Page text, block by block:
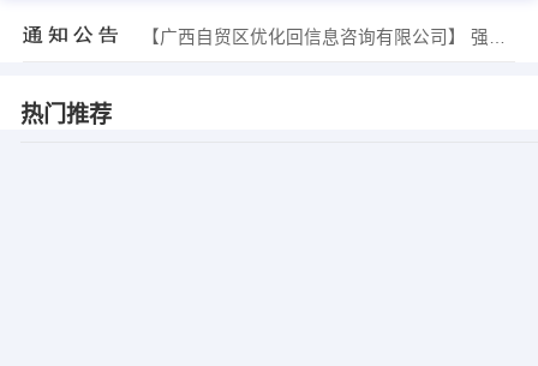
【广西自贸区优化回信息咨询有限公司】 强势入驻
热门推荐